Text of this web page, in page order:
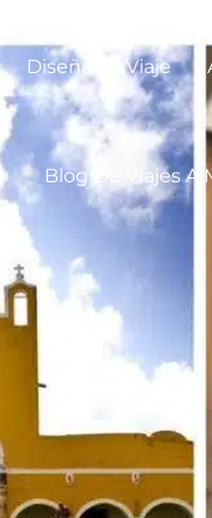
Diseña Tu Viaje
Blog De Viajes A